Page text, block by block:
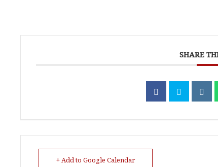
SHARE
+ Add to Google Calendar